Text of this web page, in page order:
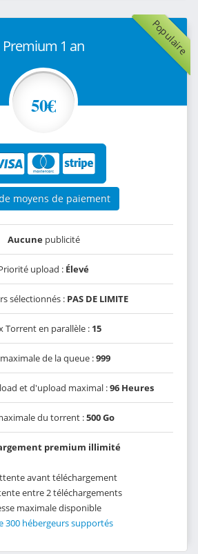
Populaire
Premium 1 an
50€
moyens de paiement
Aucunepublicité
upload : Élevé
sélectionnés : PAS DE LIMITE
Torrent en parallèle : 15
de la queue :999
et d'upload maximal :96 Heures
du torrent :500 Go
premium illimité
avant téléchargement
entre 2 téléchargements
maximale disponible
300 hébergeurs supportés